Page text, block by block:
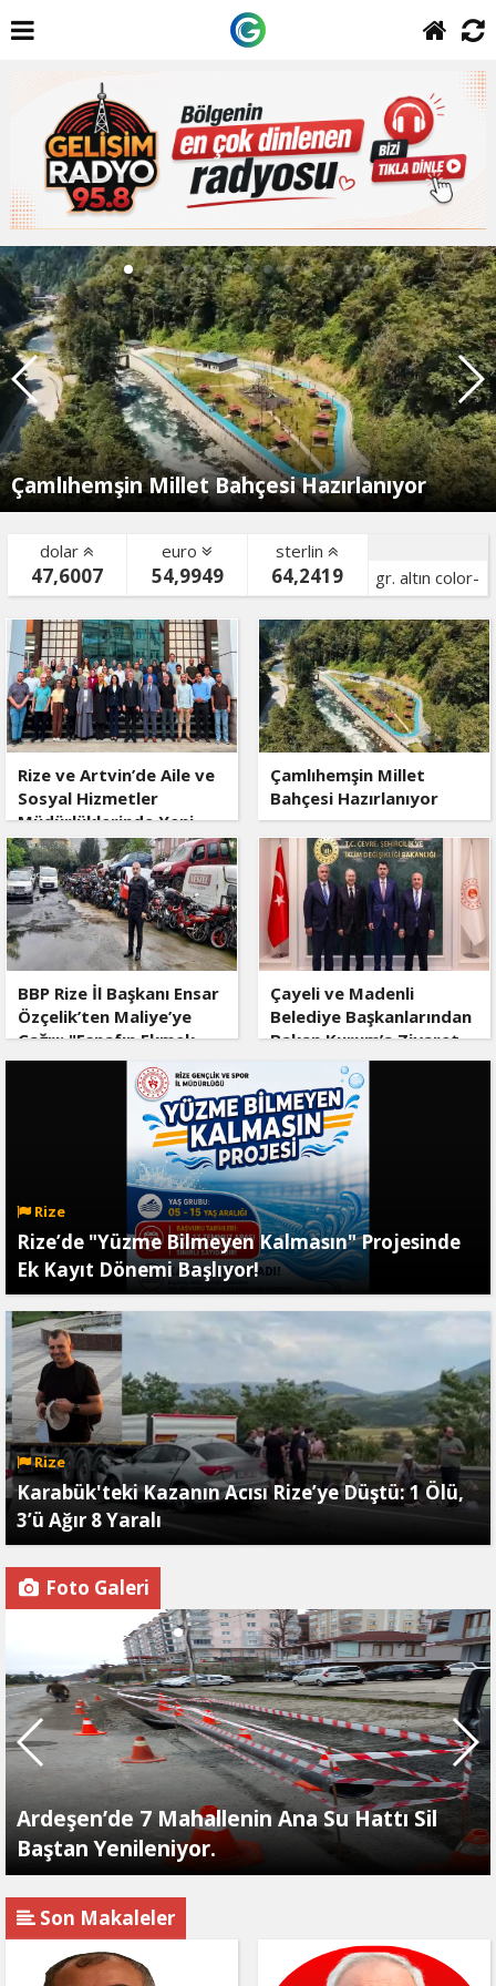
Çamlıhemşin Millet Bahçesi Hazırlanıyor
dolar
47,6007
euro
54,9949
sterlin
64,2419
gr. altın color-
bist color-
Rize ve Artvin’de Aile ve
Sosyal Hizmetler
Müdürlüklerinde Yeni
Dönem
Çamlıhemşin Millet
Bahçesi Hazırlanıyor
BBP Rize İl Başkanı Ensar
Özçelik’ten Maliye’ye
Çağrı: "Esnafın Ekmek
Teknesine Haciz Borcu
Ödetmez, Üretimi
Çayeli ve Madenli
Belediye Başkanlarından
Bakan Kurum’a Ziyaret
Rize
Rize’de "Yüzme Bilmeyen Kalmasın" Projesinde
Ek Kayıt Dönemi Başlıyor!
Rize
Karabük'teki Kazanın Acısı Rize’ye Düştü: 1 Ölü,
3’ü Ağır 8 Yaralı
Foto Galeri
Ardeşen’de 7 Mahallenin Ana Su Hattı Sil
Baştan Yenileniyor.
Son Makaleler